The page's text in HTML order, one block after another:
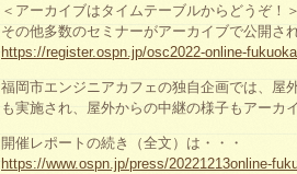
＜アーカイブはタイムテーブルからどうぞ！＞
その他多数のセミナーがアーカイブで公開さ
https://register.ospn.jp/osc2022-online-
福岡市エンジニアカフェの独自企画では、屋
も実施され、屋外からの中継の様子もアーカ
開催レポートの続き（全文）は・・・
https://www.ospn.jp/press/20221213online-